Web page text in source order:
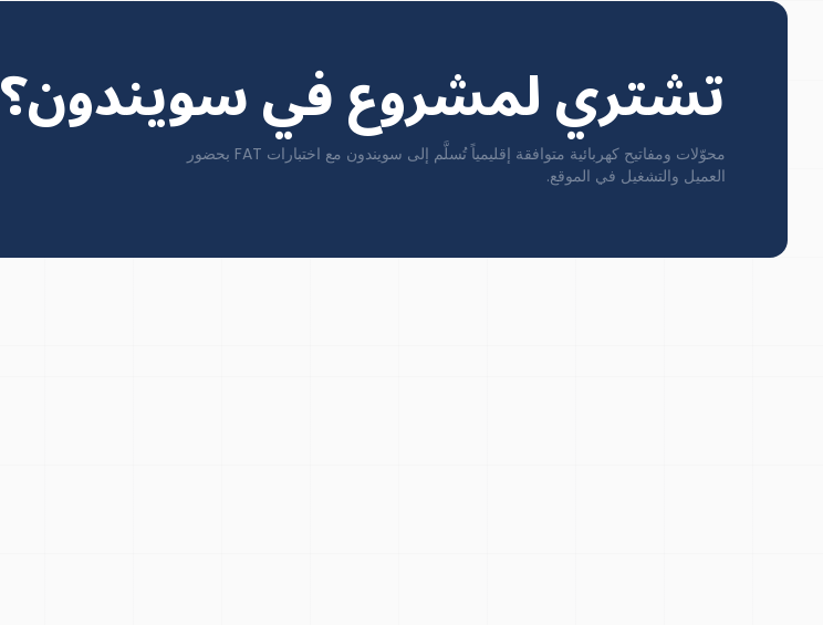
تشتري لمشروع في سويندون؟
محوّلات ومفاتيح كهربائية متوافقة إقليمياً تُسلَّم إلى سويندون مع اختبارات FAT بحضور
العميل والتشغيل في الموقع.